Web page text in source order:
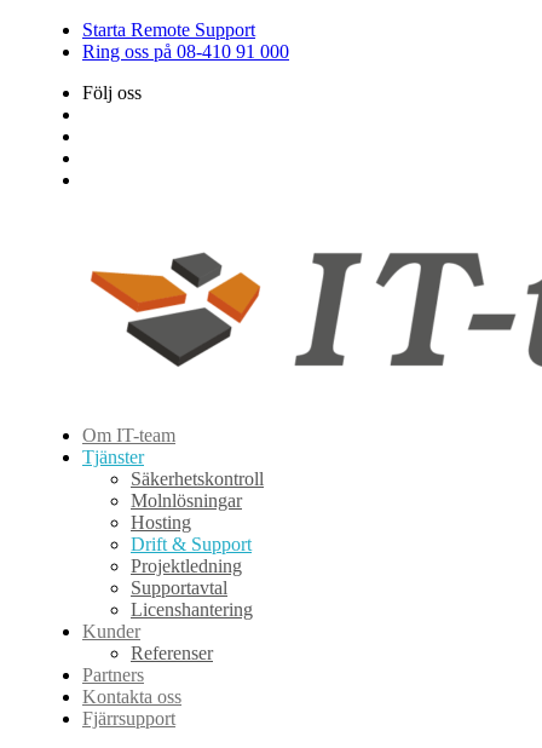
Starta Remote Support
Ring oss på 08-410 91 000
Följ oss
Om IT-team
Tjänster
Säkerhetskontroll
Molnlösningar
Hosting
Drift & Support
Projektledning
Supportavtal
Licenshantering
Kunder
Referenser
Partners
Kontakta oss
Fjärrsupport